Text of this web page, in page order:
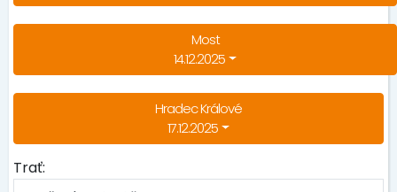
Most
14.12.2025
Hradec Králové
17.12.2025
Trať: